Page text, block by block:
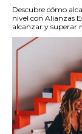
Descubre cómo
nivel con Alianzas
alcanzar y superar